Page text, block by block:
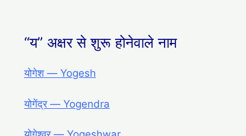
“य” अक्षर से शुरू होनेवाले नाम
योगेश ― Yogesh
योगेंद्र ― Yogendra